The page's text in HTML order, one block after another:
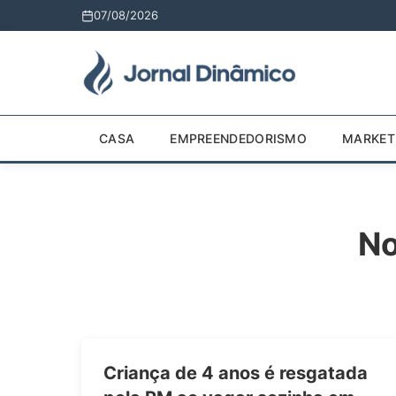
07/08/2026
CASA EMPREENDEDORISMO
Criança de 4 anos é resgatada